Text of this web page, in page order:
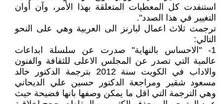
استنفدت كل المعطيات المتعلقة بهذا الأمر، وآن أوان
التغيير في هذا الصدد".
ترجمت ثلاث اعمال لبارنز الى العربية وهي على النحو
التالي:
1- "الاحساس بالنهاية" صدرت عن سلسلة ابداعات
عالمية التي تصدر عن المجلس الاعلى للثقافة والفنون
والاداب في الكويت سنة 2012 بترجمة الدكتور خالد
مسعود شقير ومراجعة الدكتور حسين علي الديحاني
وهي الترجمة التي اقل ما يمكن وصفها بانها فضيحة حيث